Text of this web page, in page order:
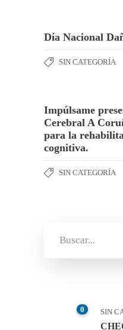
Día Nacional
SIN CATEGORÍA
Impúlsame
Cerebral A
para la
cognitiva.
SIN CATEGORÍA
0 SIN